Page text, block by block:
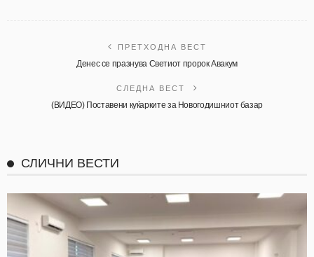
ПРЕТХОДНА ВЕСТ
Денес се празнува Светиот пророк Авакум
СЛЕДНА ВЕСТ
(ВИДЕО) Поставени куќарките за Новогодишниот базар
СЛИЧНИ ВЕСТИ